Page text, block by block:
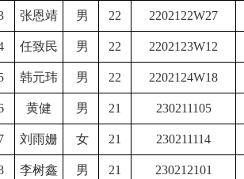
张恩靖 男 22 2202122W27
任致民 男 22 2202123W12
韩元玮 男 22 2202124W18
黄健 男 21 230211105
刘雨姗 女 21 230211114
李树鑫 男 21 230212101